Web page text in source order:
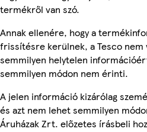
termékről van szó.
Annak ellenére, hogy a
frissítésre kerülnek, a Tesco nem
semmilyen helytelen
semmilyen módon nem érinti.
A jelen információ kizárólag
és azt nem lehet semmilyen
Áruházak Zrt. előzetes írásbeli